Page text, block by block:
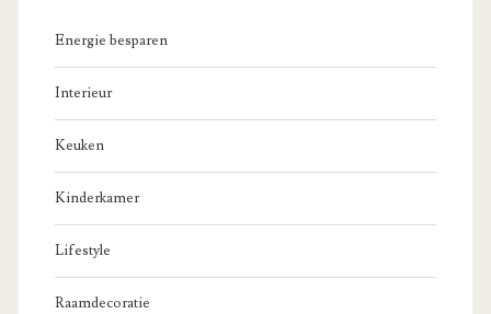
Energie besparen
Interieur
Keuken
Kinderkamer
Lifestyle
Raamdecoratie